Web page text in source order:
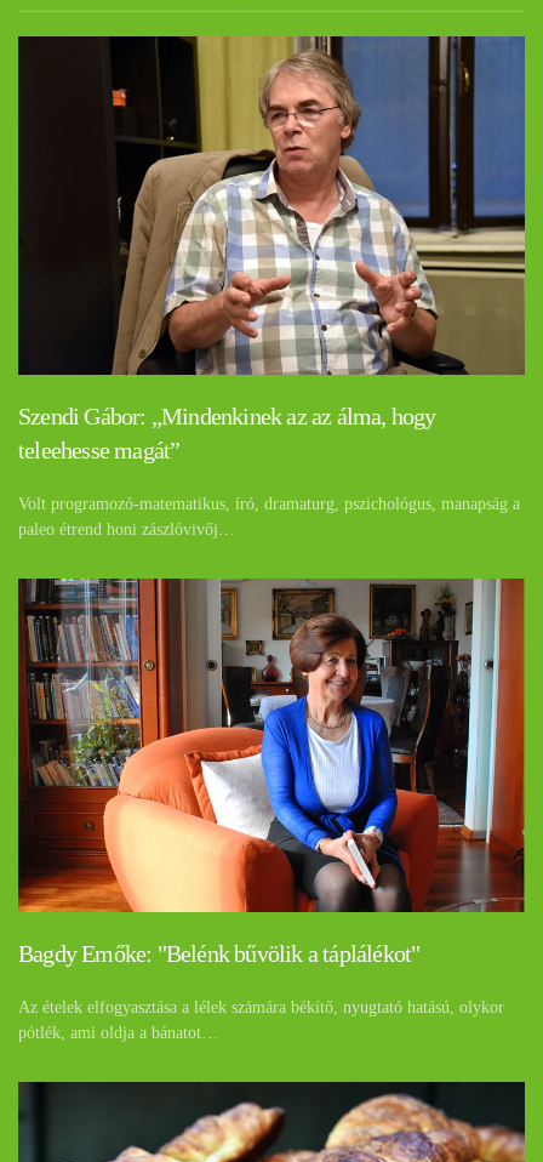
Szendi Gábor: „Mindenkinek az az álma, hogy
teleehesse magát”
Volt programozó-matematikus, író, dramaturg, pszichológus, manapság a
paleo étrend honi zászlóvivőj…
Bagdy Emőke: "Belénk bűvölik a táplálékot"
Az ételek elfogyasztása a lélek számára békítő, nyugtató hatású, olykor
pótlék, ami oldja a bánatot…